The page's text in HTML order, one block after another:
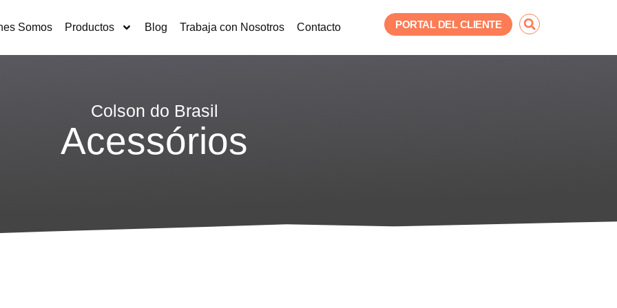
Somos Productos Blog Trabaja con Nosotros Contacto PORTAL DEL CLIENTE Buscar
Colson do Brasil
Acessórios